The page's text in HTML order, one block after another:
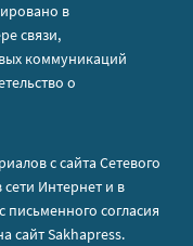
в
связи,
коммуникаций
о
с сайта Сетевого
Интернет и в
письменного согласия
сайт Sakhapress.